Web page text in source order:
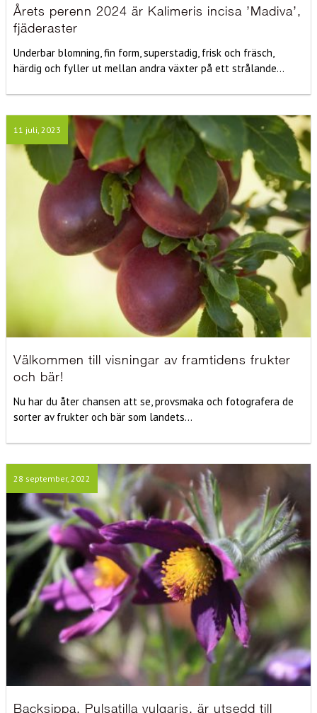
Årets perenn 2024 är Kalimeris incisa ’Madiva’,
fjäderaster
Underbar blomning, fin form, superstadig, frisk och fräsch,
härdig och fyller ut mellan andra växter på ett strålande...
11 juli, 2023
Välkommen till visningar av framtidens frukter
och bär!
Nu har du åter chansen att se, provsmaka och fotografera de
sorter av frukter och bär som landets...
28 september, 2022
Backsippa, Pulsatilla vulgaris, är utsedd till